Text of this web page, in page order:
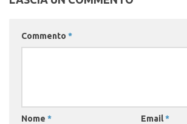
Commento *
Nome * Email*